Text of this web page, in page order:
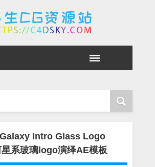
Intro Glass Logo
系玻璃logo演绎AE模板